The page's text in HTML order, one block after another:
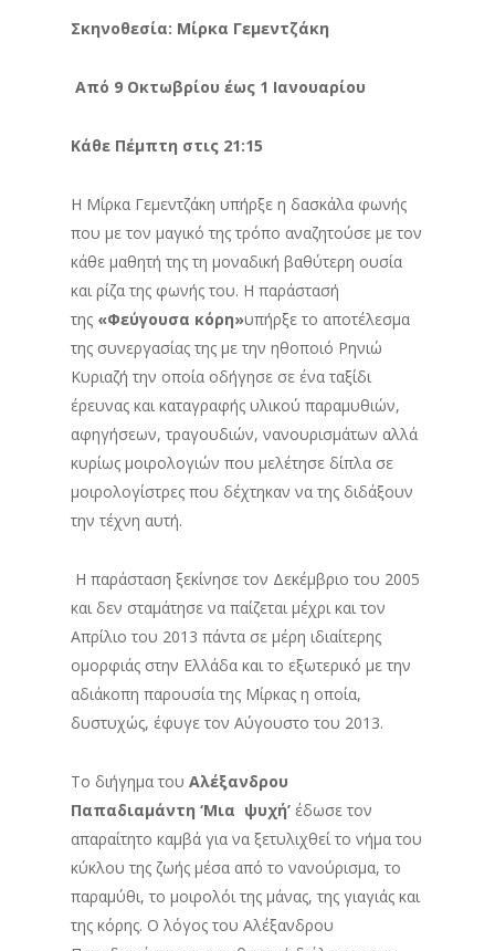
Σκηνοθεσία: Μίρκα Γεμεντζάκη
Από 9 Οκτωβρίου έως 1 Ιανουαρίου
Κάθε Πέμπτη στις 21:15
Η Μίρκα Γεμεντζάκη υπήρξε η δασκάλα φωνής
που με τον μαγικό της τρόπο αναζητούσε με τον
κάθε μαθητή της τη μοναδική βαθύτερη ουσία
και ρίζα της φωνής του. Η παράστασή
της «Φεύγουσα κόρη»υπήρξε το αποτέλεσμα
της συνεργασίας της με την ηθοποιό Ρηνιώ
Κυριαζή την οποία οδήγησε σε ένα ταξίδι
έρευνας και καταγραφής υλικού παραμυθιών,
αφηγήσεων, τραγουδιών, νανουρισμάτων αλλά
κυρίως μοιρολογιών που μελέτησε δίπλα σε
μοιρολογίστρες που δέχτηκαν να της διδάξουν
την τέχνη αυτή.
Η παράσταση ξεκίνησε τον Δεκέμβριο του 2005
και δεν σταμάτησε να παίζεται μέχρι και τον
Απρίλιο του 2013 πάντα σε μέρη ιδιαίτερης
ομορφιάς στην Ελλάδα και το εξωτερικό με την
αδιάκοπη παρουσία της Μίρκας η οποία,
δυστυχώς, έφυγε τον Αύγουστο του 2013.
Tο διήγημα του Αλέξανδρου
Παπαδιαμάντη ‘Μια ψυχή’ έδωσε τον
απαραίτητο καμβά για να ξετυλιχθεί το νήμα του
κύκλου της ζωής μέσα από το νανούρισμα, το
παραμύθι, το μοιρολόι της μάνας, της γιαγιάς και
της κόρης. Ο λόγος του Αλέξανδρου